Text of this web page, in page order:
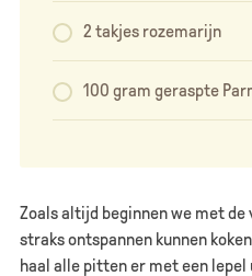
2 takjes rozemarijn
100 gram geraspte
Zoals altijd beginnen we met
straks ontspannen kunnen
haal alle pitten er met een lepel